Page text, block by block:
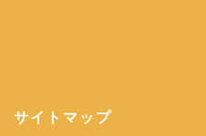
サイトマップ